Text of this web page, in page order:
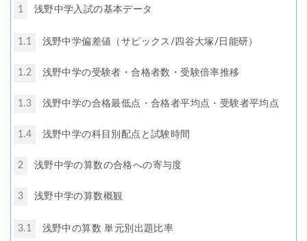
1 浅野中学入試の基本データ
1.1 浅野中学偏差値（サピックス/四谷大塚/日能研）
1.2 浅野中学の受験者・合格者数・受験倍率推移
1.3 浅野中学の合格最低点・合格者平均点・受験者平均点
1.4 浅野中学の科目別配点と試験時間
2 浅野中学の算数の合格への寄与度
3 浅野中学の算数概観
3.1 浅野中の算数 単元別出題比率